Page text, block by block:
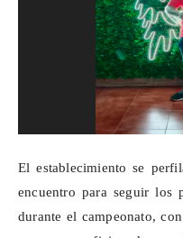
El establecimiento se
encuentro para seguir los
durante el campeonato,